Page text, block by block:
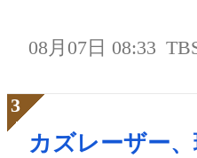
08月07日 08:33
カズレーザー